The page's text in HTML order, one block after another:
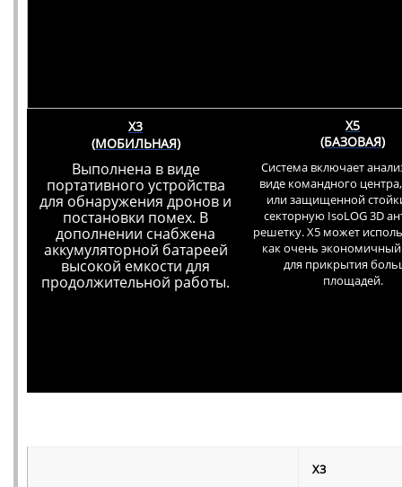
X3
(МОБИЛЬНАЯ)
Выполнена в виде
портативного устройства
для обнаружения дронов и
постановки помех. В
дополнении снабжена
аккумуляторной батареей
высокой емкости для
продолжительной работы.
X5
(БАЗОВАЯ)
Система включает
виде командного
или защищенной
секторную IsoLOG 3D
решетку. X5 может
как очень
для прикрытия
площадей.
X3